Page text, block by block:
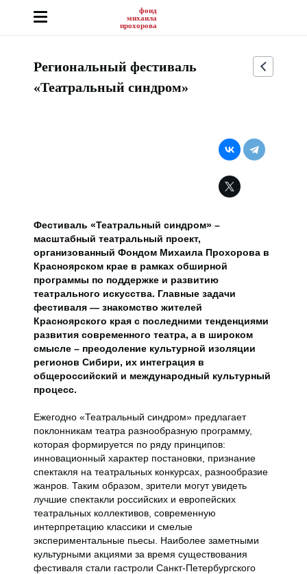
фонд
михаила
прохорова
Региональный фестиваль
«Театральный синдром»
Фестиваль «Театральный синдром» –
масштабный театральный проект,
организованный Фондом Михаила Прохорова в
Красноярском крае в рамках обширной
программы по поддержке и развитию
театрального искусства. Главные задачи
фестиваля — знакомство жителей
Красноярского края с последними тенденциями
развития современного театра, а в широком
смысле – преодоление культурной изоляции
регионов Сибири, их интеграция в
общероссийский и международный культурный
процесс.
Ежегодно «Театральный синдром» предлагает
поклонникам театра разнообразную программу,
которая формируется по ряду принципов:
инновационный характер постановки, признание
спектакля на театральных конкурсах, разнообразие
жанров. Таким образом, зрители могут увидеть
лучшие спектакли российских и европейских
театральных коллективов, современную
интерпретацию классики и смелые
экспериментальные пьесы. Наиболее заметными
культурными акциями за время существования
фестиваля стали гастроли Санкт-Петербургского